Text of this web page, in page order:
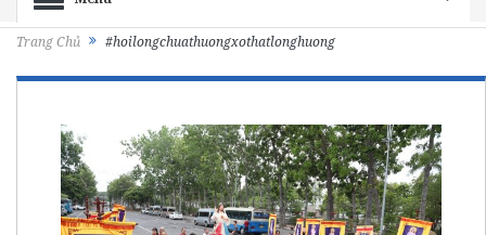
Trang Chủ #hoilongchuathuongxothatlonghuong